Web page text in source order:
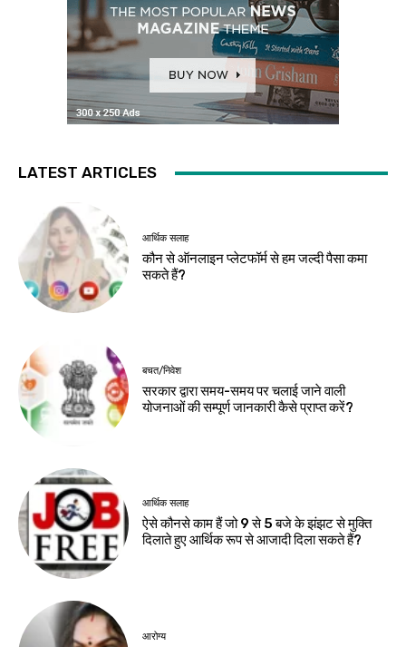
LATEST ARTICLES
आर्थिक सलाह
कौन से ऑनलाइन प्लेटफॉर्म से हम जल्दी पैसा कमा
सकते हैं?
बचत/निवेश
सरकार द्वारा समय-समय पर चलाई जाने वाली
योजनाओं की सम्पूर्ण जानकारी कैसे प्राप्त करें?
आर्थिक सलाह
ऐसे कौनसे काम हैं जो 9 से 5 बजे के झंझट से मुक्ति
दिलाते हुए आर्थिक रूप से आजादी दिला सकते हैं?
आरोग्य